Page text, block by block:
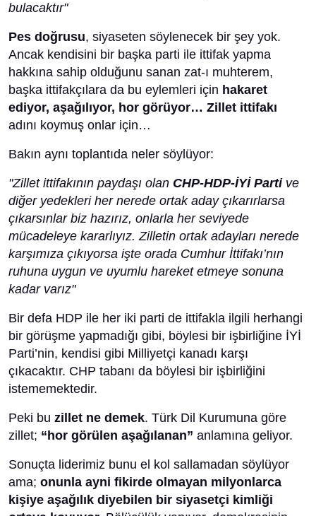
bulacaktır"
Pes doğrusu, siyaseten söylenecek bir şey yok.
Ancak kendisini bir başka parti ile ittifak yapma
hakkına sahip olduğunu sanan zat-ı muhterem,
başka ittifakçılara da bu eylemleri için hakaret
ediyor, aşağılıyor, hor görüyor… Zillet ittifakı
adını koymuş onlar için…
Bakın aynı toplantıda neler söylüyor:
"Zillet ittifakının paydaşı olan CHP-HDP-İYİ Partive
diğer yedekleri her nerede ortak aday çıkarırlarsa
çıkarsınlar biz hazırız, onlarla her seviyede
mücadeleye kararlıyız. Zilletin ortak adayları nerede
karşımıza çıkıyorsa işte orada Cumhur İttifakı’nın
ruhuna uygun ve uyumlu hareket etmeye sonuna
kadar varız"
Bir defa HDP ile her iki parti de ittifakla ilgili herhangi
bir görüşme yapmadığı gibi, böylesi bir işbirliğine İYİ
Parti’nin, kendisi gibi Milliyetçi kanadı karşı
çıkacaktır. CHP tabanı da böylesi bir işbirliğini
istememektedir.
Peki bu zillet ne demek. Türk Dil Kurumuna göre
zillet; “hor görülen aşağılanan” anlamına geliyor.
Sonuçta liderimiz bunu el kol sallamadan söylüyor
ama; onunla ayni fikirde olmayan milyonlarca
kişiye aşağılık diyebilen bir siyasetçi kimliği